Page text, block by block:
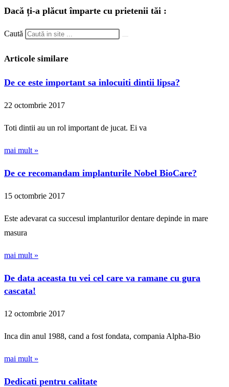
Dacă ți-a plăcut împarte cu prietenii tăi :
Caută
Articole similare
De ce este important sa inlocuiti dintii lipsa?
22 octombrie 2017
Toti dintii au un rol important de jucat. Ei va
mai mult »
De ce recomandam implanturile Nobel BioCare?
15 octombrie 2017
Este adevarat ca succesul implanturilor dentare depinde in mare
masura
mai mult »
De data aceasta tu vei cel care va ramane cu gura
cascata!
12 octombrie 2017
Inca din anul 1988, cand a fost fondata, compania Alpha-Bio
mai mult »
Dedicati pentru calitate